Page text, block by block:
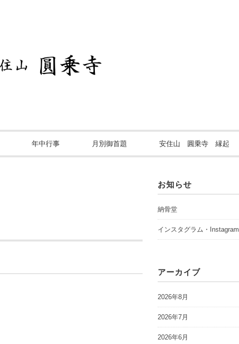
年中行事 月別御首題 安住山 圓乗寺 縁起
お知らせ
納骨堂
インスタグラム・Instagram
アーカイブ
2026年8月
2026年7月
2026年6月